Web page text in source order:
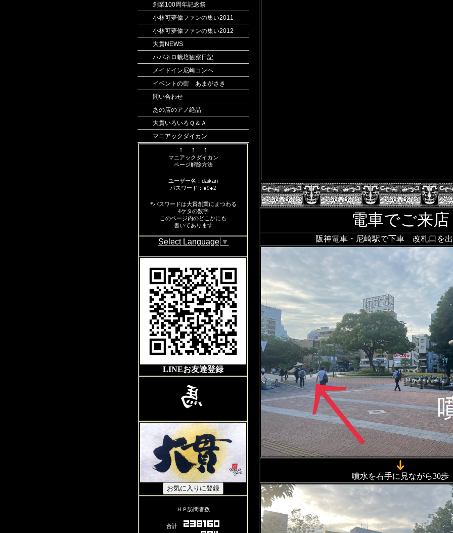
電車でご来店
阪神電車・尼崎駅で下車 改札口を
噴水を右手に見ながら30歩
創業100周年記念祭
小林可夢偉ファンの集い2011
小林可夢偉ファンの集い2012
大貫NEWS
ハバネロ栽培観察日記
メイドイン尼崎コンペ
イベントの街 あまがさき
問い合わせ
あの店のアノ絶品
大貫いろいろＱ＆Ａ
マニアックダイカン
↑ ↑ ↑
マニアックダイカン
ページ解除方法
ユーザー名： daikan
パスワード：●9●2
*パスワードは大貫創業にまつわる
4ケタの数字
このページ内のどこかにも
書いてあります
Select Language ▼
LINEお友達登録
ＨＰ訪問者数
合計